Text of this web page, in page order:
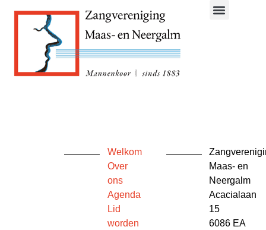
Welkom
Over
ons
Agenda
Lid
worden
Maas- en
Neergalm
Acacialaan
15
6086 EA